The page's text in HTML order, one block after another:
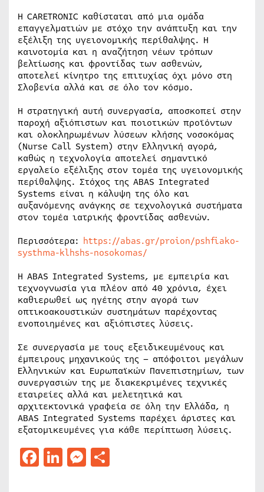
Η CARETRONIC καθίσταται από μια ομάδα
επαγγελματιών με στόχο την ανάπτυξη και την
εξέλιξη της υγειονομικής περίθαλψης. Η
καινοτομία και η αναζήτηση νέων τρόπων
βελτίωσης και φροντίδας των ασθενών,
αποτελεί κίνητρο της επιτυχίας όχι μόνο στη
Σλοβενία αλλά και σε όλο τον κόσμο.
Η στρατηγική αυτή συνεργασία, αποσκοπεί στην
παροχή αξιόπιστων και ποιοτικών προϊόντων
και ολοκληρωμένων λύσεων κλήσης νοσοκόμας
(Nurse Call System) στην Ελληνική αγορά,
καθώς η τεχνολογία αποτελεί σημαντικό
εργαλείο εξέλιξης στον τομέα της υγειονομικής
περίθαλψης. Στόχος της ABAS Integrated
Systems είναι η κάλυψη της όλο και
αυξανόμενης ανάγκης σε τεχνολογικά συστήματα
στον τομέα ιατρικής φροντίδας ασθενών.
Περισσότερα: https://abas.gr/proion/pshfiako-
systhma-klhshs-nosokomas/
Η ABAS Integrated Systems, με εμπειρία και
τεχνογνωσία για πλέον από 40 χρόνια, έχει
καθιερωθεί ως ηγέτης στην αγορά των
οπτικοακουστικών συστημάτων παρέχοντας
ενοποιημένες και αξιόπιστες λύσεις.
Σε συνεργασία με τους εξειδικευμένους και
έμπειρους μηχανικούς της – απόφοιτοι μεγάλων
Ελληνικών και Ευρωπαϊκών Πανεπιστημίων, των
συνεργασιών της με διακεκριμένες τεχνικές
εταιρείες αλλά και μελετητικά και
αρχιτεκτονικά γραφεία σε όλη την Ελλάδα, η
ABAS Integrated Systems παρέχει άριστες και
εξατομικευμένες για κάθε περίπτωση λύσεις.
Facebook
LinkedIn
Messenger